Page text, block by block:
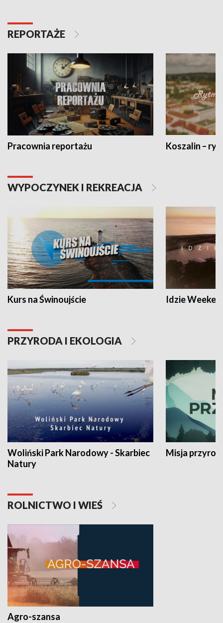
REPORTAŻE
Pracownia reportażu Koszalin –
WYPOCZYNEK I REKREACJA
Kurs na Świnoujście Idzie
PRZYRODA I EKOLOGIA
Woliński Park Narodowy - Skarbiec
Natury
Misja
ROLNICTWO I WIEŚ
Agro-szansa